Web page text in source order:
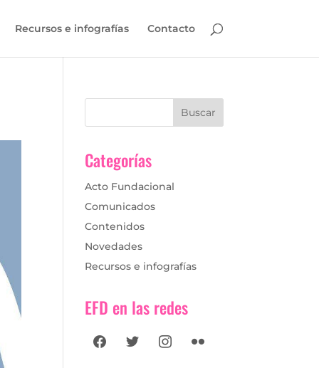
Recursos e infografías Contacto
Categorías
Acto Fundacional
Comunicados
Contenidos
Novedades
Recursos e infografías
EFD en las redes
facebooktwitter instagram
flickr